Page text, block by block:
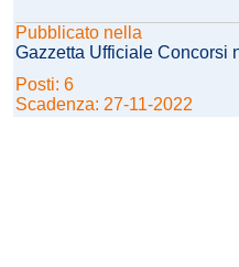
Pubblicato nella
Gazzetta Ufficiale Concorsi
Posti: 6
Scadenza: 27-11-2022